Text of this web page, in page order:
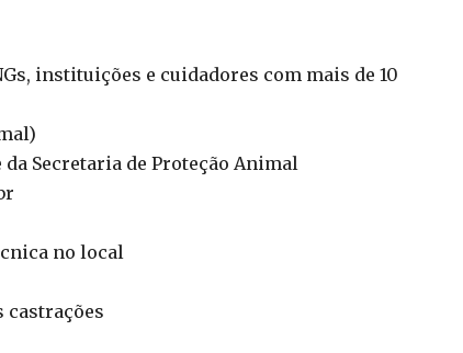
instituições e cuidadores com mais de 10
Secretaria de Proteção Animal
no local
castrações